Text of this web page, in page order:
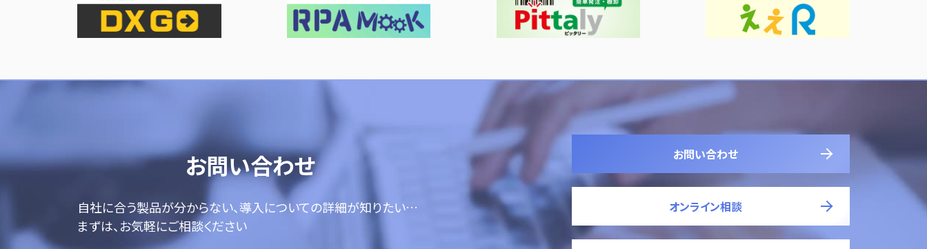
お問い合わせ
自社に合う製品が分からない、導入についての詳細が知りたい…
まずは、お気軽にご相談ください
お問い合わせ
オンライン相談